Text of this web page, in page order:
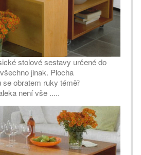
stolové sestavy určené do
jinak. Plocha
se obratem ruky téměř
není vše .....